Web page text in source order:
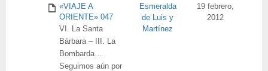
«VIAJE A
ORIENTE» 047
VI. La Santa
Bárbara – III. La
Bombarda…
Seguimos aún por
Esmeralda
de Luis y
Martínez
19 febrero,
2012